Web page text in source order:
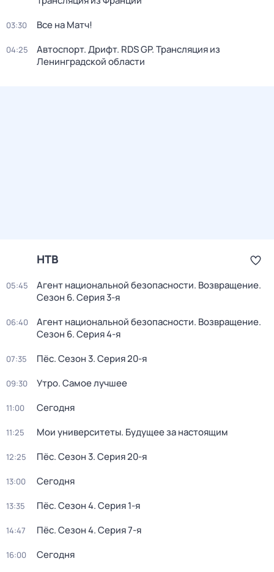
03:30 Все на Матч!
04:25
Автоспорт. Дрифт. RDS GP. Трансляция из
Ленинградской области
НТВ
05:45 Агент национальной безопасности. Возвращение.
Сезон 6. Серия 3-я
06:40 Агент национальной безопасности. Возвращение.
Сезон 6. Серия 4-я
07:35 Пёс. Сезон 3. Серия 20-я
09:30 Утро. Самое лучшее
11:00 Сегодня
11:25 Мои университеты. Будущее за настоящим
12:25 Пёс. Сезон 3. Серия 20-я
13:00 Сегодня
13:35 Пёс. Сезон 4. Серия 1-я
14:47 Пёс. Сезон 4. Серия 7-я
16:00 Сегодня